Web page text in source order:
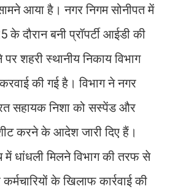
आया है। नगर निगम सोनीपत में
के दौरान बनी प्रॉपर्टी आईडी की
शहरी स्थानीय निकाय विभाग
करवाई की गई है। विभाग ने नगर
सहायक निशा को सस्पेंड और
करने के आदेश जारी दिए हैं।
में धांधली मिलने विभाग की तरफ से
के खिलाफ कार्रवाई की